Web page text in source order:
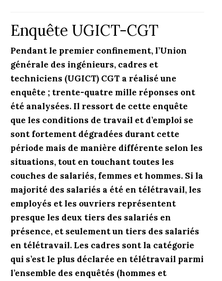
Enquête UGICT-CGT
Pendant le premier confinement, l’Union
générale des ingénieurs, cadres et
techniciens (UGICT) CGT a réalisé une
enquête ; trente-quatre mille réponses ont
été analysées. Il ressort de cette enquête
que les conditions de travail et d’emploi se
sont fortement dégradées durant cette
période mais de manière différente selon les
situations, tout en touchant toutes les
couches de salariés, femmes et hommes. Si la
majorité des salariés a été en télétravail, les
employés et les ouvriers représentent
presque les deux tiers des salariés en
présence, et seulement un tiers des salariés
en télétravail. Les cadres sont la catégorie
qui s’est le plus déclarée en télétravail parmi
l’ensemble des enquêtés (hommes et